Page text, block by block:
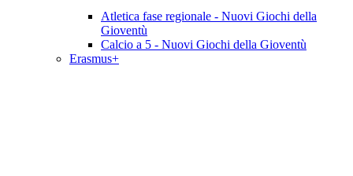
Atletica fase regionale - Nuovi Giochi della
Gioventù
Calcio a 5 - Nuovi Giochi della Gioventù
Erasmus+